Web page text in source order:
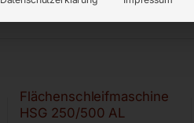
Flächenschleifmaschine
HSG 250/500 AL